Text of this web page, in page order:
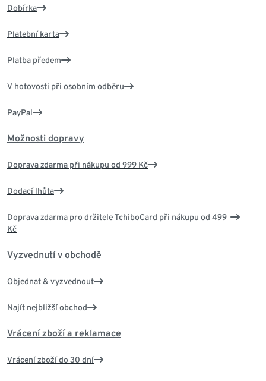
Dobírka
Platební karta
Platba předem
V hotovosti při osobním odběru
PayPal
Možnosti dopravy
Doprava zdarma při nákupu od 999 Kč
Dodací lhůta
Doprava zdarma pro držitele TchiboCard při nákupu od 499
Kč
Vyzvednutí v obchodě
Objednat & vyzvednout
Najít nejbližší obchod
Vrácení zboží a reklamace
Vrácení zboží do 30 dní